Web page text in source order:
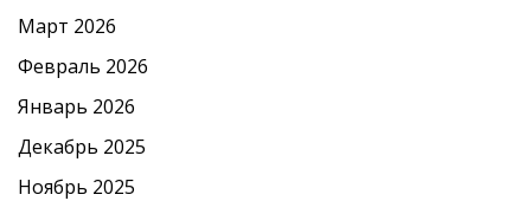
Март 2026
Февраль 2026
Январь 2026
Декабрь 2025
Ноябрь 2025